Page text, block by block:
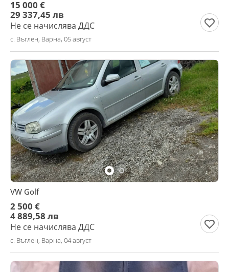
15 000 €
29 337,45 лв
Не се начислява ДДС
с. Въглен, Варна, 05 август
VW Golf
2 500 €
4 889,58 лв
Не се начислява ДДС
с. Въглен, Варна, 04 август